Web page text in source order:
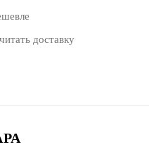
доставку